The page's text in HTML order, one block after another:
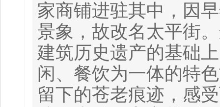
家商铺进驻其中，因
景象，故改名太平街
建筑历史遗产的基础
闲、餐饮为一体的特
留下的苍老痕迹，感